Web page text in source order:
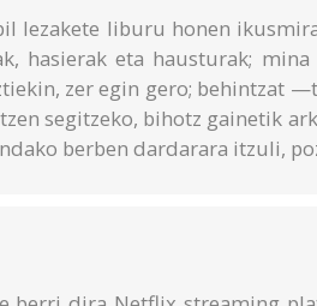
lezakete liburu honen
hasierak eta hausturak;
zer egin gero; behintzat
segitzeko, bihotz gainetik
berben dardarara itzuli,